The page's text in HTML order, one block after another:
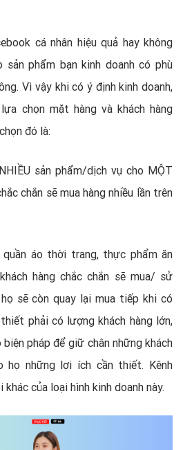
cá nhân hiệu quả hay không
sản phẩm bạn kinh doanh có phù
Vì vậy khi có ý định kinh doanh,
chọn mặt hàng và khách hàng
đó là:
sản phẩm/dịch vụ cho MỘT
chắn sẽ mua hàng nhiều lần trên
áo thời trang, thực phẩm ăn
hàng chắc chắn sẽ mua/ sử
sẽ còn quay lại mua tiếp khi có
phải có lượng khách hàng lớn,
pháp để giữ chân những khách
họ những lợi ích cần thiết. Kênh
của loại hình kinh doanh này.